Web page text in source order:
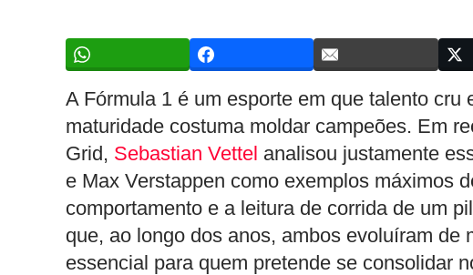
A Fórmula 1 é um esporte em que talento
maturidade costuma moldar campeões. Em
Grid, Sebastian Vettel analisou justamente
e Max Verstappen como exemplos máximos
comportamento e a leitura de corrida de um
que, ao longo dos anos, ambos evoluíram
essencial para quem pretende se consolidar